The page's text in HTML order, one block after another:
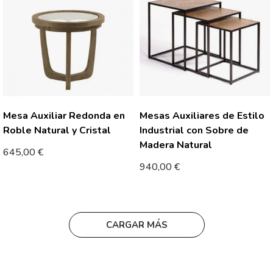
Mesa Auxiliar Redonda en
Roble Natural y Cristal
645,00€
Mesas Auxiliares de Estilo
Industrial con Sobre de
Madera Natural
940,00€
CARGAR MÁS